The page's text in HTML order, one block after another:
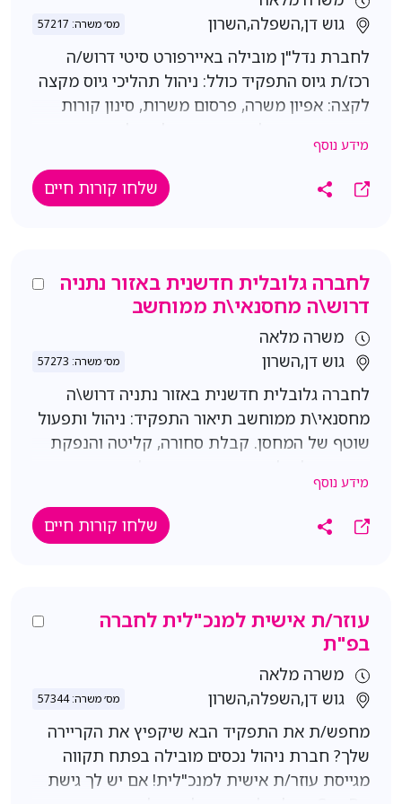
גוש דן,השפלה,השרון
מס׳ משרה: 57217
לחברת נדל"ן מובילה באיירפורט סיטי דרוש/ה
רכז/ת גיוס התפקיד כולל: ניהול תהליכי גיוס מקצה
לקצה: אפיון משרה, פרסום משרות, סינון קורות
לאורך כל שלבי הגיוס ועד לשלב הקליטה, ניהול
משא ומתן והכנת הסכמי העסקה ועבודה שוטפת
מול מנהלים מגייסים, סמנכ"לים וממשקים שונים
שכר ותנאים מעולים דרישות: תואר ראשון רלוונטי
(מדעי החברה/פסיכולוגיה/משאבי אנוש). ניסיון של
מועמדים בלינקדאין- יתרון משמעותי. ניסיון קודם
במכירות-יתרון. שליטה מלאה ביישומי Office.
יכולת עבודה בסביבה אינטנסיבית ועמידה ביעדים.
יחסי אנוש מצוינים, יכולת ניהול ממשקים ושירותיות
גבוהה. זמינות מיידית לתחילת עבודה.
מידע נוסף
שלחו קורות חיים
לחברה גלובלית חדשנית באזור נתניה
דרוש\ה מחסנאי\ת ממוחשב
משרה מלאה
גוש דן,השרון
מס׳ משרה: 57273
לחברה גלובלית חדשנית באזור נתניה דרוש\ה
מחסנאי\ת ממוחשב תיאור התפקיד: ניהול ותפעול
שוטף של המחסן. קבלת סחורה, קליטה והנפקת
פנים-ארגוניים ומתן מענה לצרכים לוגיסטיים.
שמירה על סדר, ארגון ונהלי בטיחות במחסן. היקף
תנאים מעולים למתאימים - קרן השתלמות מהיום
הראשון, סיבוס וכו דרישות: ניסיון קודם בתחום
משמעותי. שליטה בסיסית ביישומי Office. סדר,
ארגון, אחריות ויכולת עבודה עצמאית.
מידע נוסף
שלחו קורות חיים
עוזר/ת אישית למנכ"לית לחברה
בפ"ת
משרה מלאה
גוש דן,השפלה,השרון
מס׳ משרה: 57344
מחפש/ת את התפקיד הבא שיקפיץ את הקריירה
שלך? חברת ניהול נכסים מובילה בפתח תקווה
מגייסת עוזר/ת אישית למנכ"לית! אם יש לך גישת